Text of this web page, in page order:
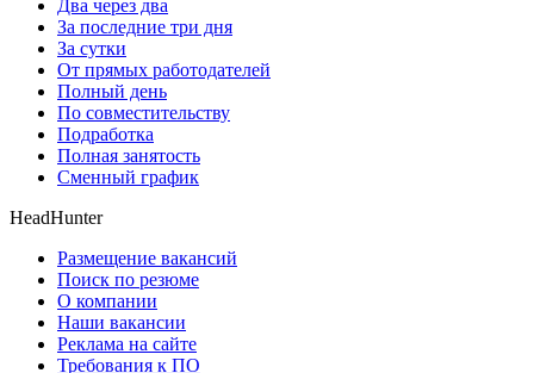
Два через два
За последние три дня
За сутки
От прямых работодателей
Полный день
По совместительству
Подработка
Полная занятость
Сменный график
HeadHunter
Размещение вакансий
Поиск по резюме
О компании
Наши вакансии
Реклама на сайте
Требования к ПО